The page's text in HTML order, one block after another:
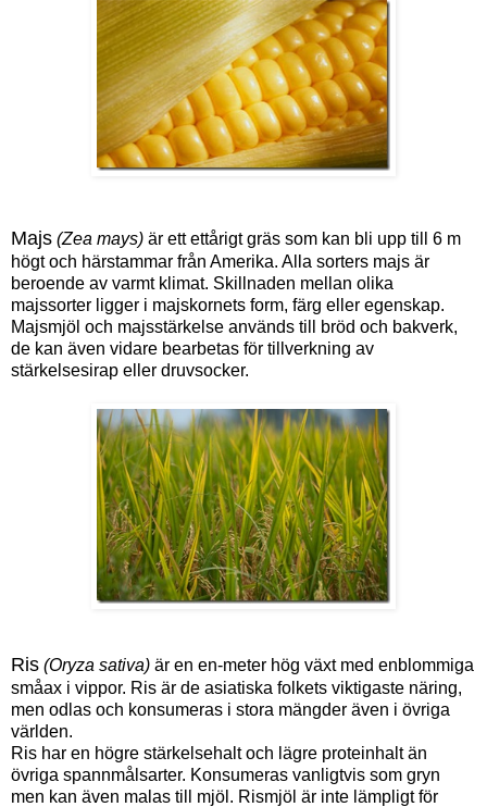
Majs (Zea mays) är ett ettårigt gräs som kan bli upp till 6 m
högt och härstammar från Amerika. Alla sorters majs är
beroende av varmt klimat. Skillnaden mellan olika
majssorter ligger i majskornets form, färg eller egenskap.
Majsmjöl och majsstärkelse används till bröd och bakverk,
de kan även vidare bearbetas för tillverkning av
stärkelsesirap eller druvsocker.
Ris (Oryza sativa) är en en-meter hög växt med enblommiga
småax i vippor. Ris är de asiatiska folkets viktigaste näring,
men odlas och konsumeras i stora mängder även i övriga
världen.
Ris har en högre stärkelsehalt och lägre proteinhalt än
övriga spannmålsarter. Konsumeras vanligtvis som gryn
men kan även malas till mjöl. Rismjöl är inte lämpligt för